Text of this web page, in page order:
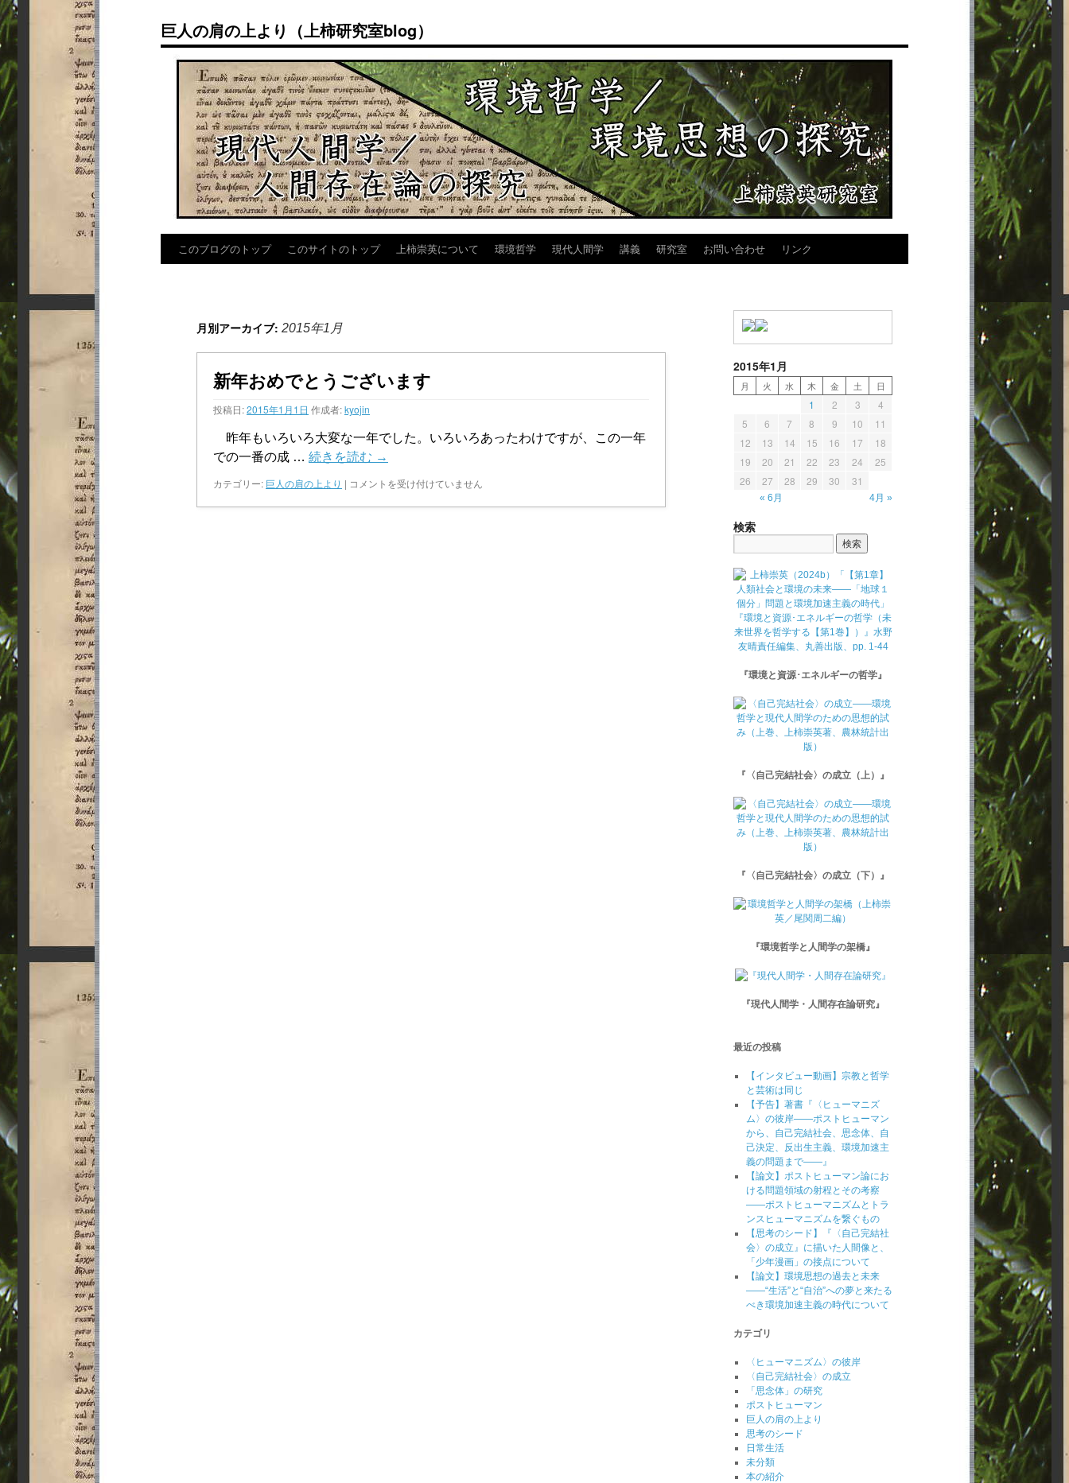
コ
ン
テ
巨人の肩の上より（上柿研究室blog）
このブログのトップ このサイトのトップ 上柿崇英について 環境哲学 現代人間学 講義 研究室 お問い合わせ リンク
月別アーカイブ: 2015年1月
新年おめでとうございます
投稿日:2015年1月1日 作成者:kyojin
昨年もいろいろ大変な一年でした。いろいろあったわけですが、この一年
での一番の成 … 続きを読む →
カテゴリー: 巨人の肩の上より | 新
お
コメントを受け付けていません
2015年1月
月 火 水 木 金 土 日
1 2 3
4
5
6 7 8 9 10
11
12
13 14 15 16 17
18
19
20 21 22 23 24
25
26
27 28 29 30 31
« 6月 4月 »
検索
『環境と資源･エネルギーの哲学』
『〈自己完結社会〉の成立（上）』
『〈自己完結社会〉の成立（下）』
『環境哲学と人間学の架橋』
『現代人間学・人間存在論研究』
最近の投稿
【インタビュー動画】宗教と哲学
と芸術は同じ
【予告】著書『〈ヒューマニズ
ム〉の彼岸――ポストヒューマン
から、自己完結社会、思念体、自
己決定、反出生主義、環境加速主
義の問題まで――』
【論文】ポストヒューマン論にお
ける問題領域の射程とその考察
――ポストヒューマニズムとトラ
ンスヒューマニズムを繋ぐもの
【思考のシード】『〈自己完結社
会〉の成立』に描いた人間像と、
「少年漫画」の接点について
【論文】環境思想の過去と未来
――“生活”と“自治”への夢と来たる
べき環境加速主義の時代について
カテゴリ
〈ヒューマニズム〉の彼岸
〈自己完結社会〉の成立
「思念体」の研究
ポストヒューマン
巨人の肩の上より
思考のシード
日常生活
未分類
本の紹介